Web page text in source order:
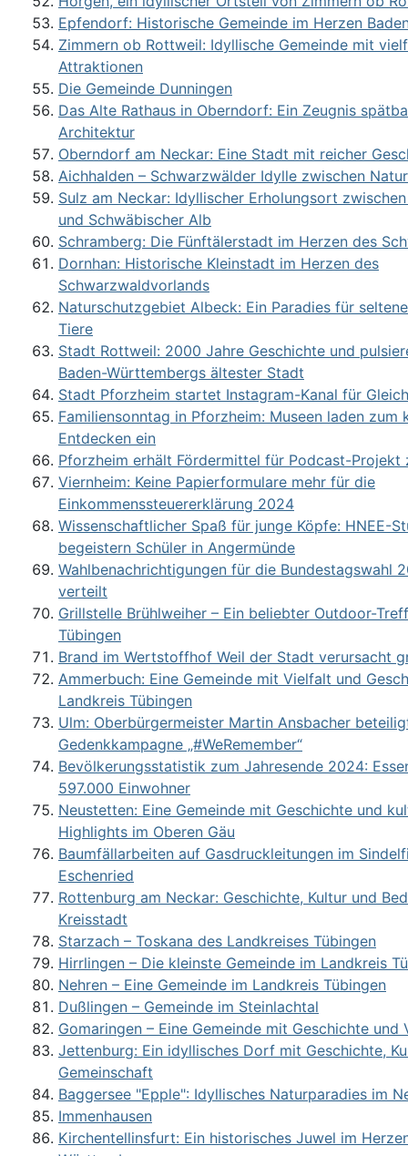
Epfendorf: Historische Gemeinde im Herzen
Zimmern ob Rottweil: Idyllische Gemeinde mit
Attraktionen
Die Gemeinde Dunningen
Das Alte Rathaus in Oberndorf: Ein Zeugnis
Architektur
Oberndorf am Neckar: Eine Stadt mit reicher
Aichhalden – Schwarzwälder Idylle zwischen
Sulz am Neckar: Idyllischer Erholungsort
und Schwäbischer Alb
Schramberg: Die Fünftälerstadt im Herzen des
Dornhan: Historische Kleinstadt im Herzen des
Schwarzwaldvorlands
Naturschutzgebiet Albeck: Ein Paradies für
Tiere
Stadt Rottweil: 2000 Jahre Geschichte und
Baden-Württembergs ältester Stadt
Stadt Pforzheim startet Instagram-Kanal für
Familiensonntag in Pforzheim: Museen laden zum
Entdecken ein
Pforzheim erhält Fördermittel für Podcast-Projekt
Viernheim: Keine Papierformulare mehr für die
Einkommenssteuererklärung 2024
Wissenschaftlicher Spaß für junge Köpfe: HNEE-
begeistern Schüler in Angermünde
Wahlbenachrichtigungen für die Bundestagswahl
verteilt
Grillstelle Brühlweiher – Ein beliebter Outdoor-
Tübingen
Brand im Wertstoffhof Weil der Stadt verursacht
Ammerbuch: Eine Gemeinde mit Vielfalt und
Landkreis Tübingen
Ulm: Oberbürgermeister Martin Ansbacher
Gedenkkampagne „#WeRemember“
Bevölkerungsstatistik zum Jahresende 2024:
597.000 Einwohner
Neustetten: Eine Gemeinde mit Geschichte und
Highlights im Oberen Gäu
Baumfällarbeiten auf Gasdruckleitungen im
Eschenried
Rottenburg am Neckar: Geschichte, Kultur und
Kreisstadt
Starzach – Toskana des Landkreises Tübingen
Hirrlingen – Die kleinste Gemeinde im Landkreis
Nehren – Eine Gemeinde im Landkreis Tübingen
Dußlingen – Gemeinde im Steinlachtal
Gomaringen – Eine Gemeinde mit Geschichte und
Jettenburg: Ein idyllisches Dorf mit Geschichte,
Gemeinschaft
Baggersee "Epple": Idyllisches Naturparadies im
Immenhausen
Kirchentellinsfurt: Ein historisches Juwel im